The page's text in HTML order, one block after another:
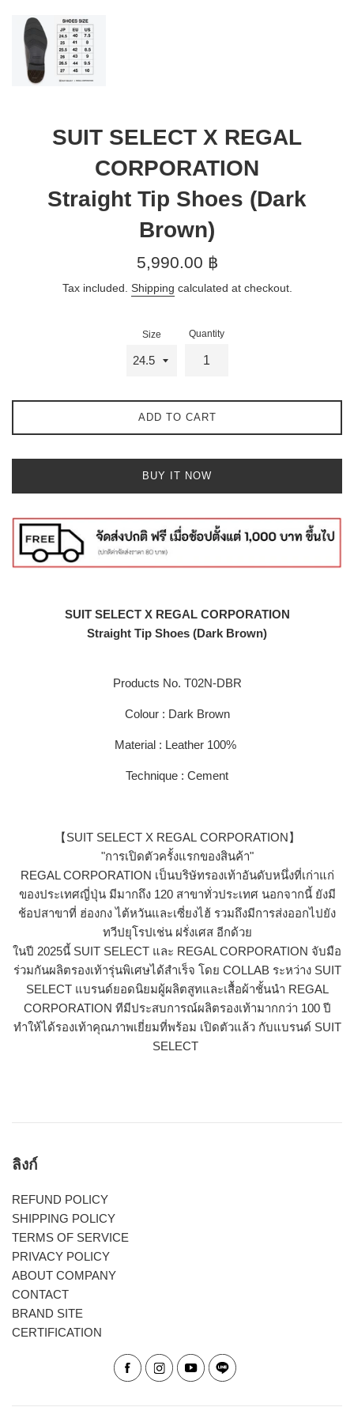
SUIT SELECT X REGAL
CORPORATION
Straight Tip Shoes (Dark
Brown)
Regular
5,990.00 ฿
Tax included. Shipping calculated at checkout.
Size Quantity
ADD TO CART
BUY IT NOW
SUIT SELECT X REGAL CORPORATION
Straight Tip Shoes (Dark Brown)
Products No. T02N-DBR
Colour : Dark Brown
Material : Leather 100%
Technique : Cement
【SUIT SELECT X REGAL CORPORATION】
"การเปิดตัวครั้งแรกของสินค้า"
REGAL CORPORATION เป็นบริษัทรองเท้าอันดับหนึ่งที่เก่าแก่
ของประเทศญี่ปุ่น มีมากถึง 120 สาขาทั่วประเทศ นอกจากนี้ ยังมี
ช้อปสาขาที่ ฮ่องกง ไต้หวันและเซี่ยงไฮ้ รวมถึงมีการส่งออกไปยัง
ทวีปยุโรปเช่น ฝรั่งเศส อีกด้วย
ในปี 2025นี้ SUIT SELECT และ REGAL CORPORATION จับมือ
ร่วมกันผลิตรองเท้ารุ่นพิเศษได้สำเร็จ โดย COLLAB ระหว่าง SUIT
SELECT แบรนด์ยอดนิยมผู้ผลิตสูทและเสื้อผ้าชั้นนำ REGAL
CORPORATION ทีมีประสบการณ์ผลิตรองเท้ามากกว่า 100 ปี
ทำให้ได้รองเท้าคุณภาพเยี่ยมที่พร้อม เปิดตัวแล้ว กับแบรนด์ SUIT
SELECT
ลิงก์
REFUND POLICY
SHIPPING POLICY
TERMS OF SERVICE
PRIVACY POLICY
ABOUT COMPANY
CONTACT
BRAND SITE
CERTIFICATION